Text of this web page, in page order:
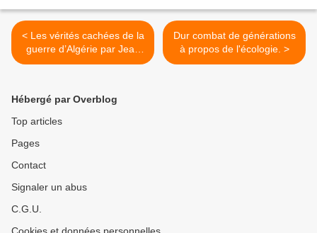
< Les vérités cachées de la
guerre d’Algérie par Jean
Sévillia.
Dur combat de générations
à propos de l'écologie. >
Hébergé par Overblog
Top articles
Pages
Contact
Signaler un abus
C.G.U.